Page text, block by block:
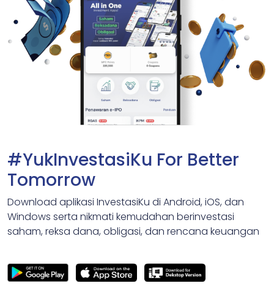
#YukInvestasiKu For Better
Tomorrow
Download aplikasi InvestasiKu di Android, iOS, dan
Windows serta nikmati kemudahan berinvestasi
saham, reksa dana, obligasi, dan rencana keuangan